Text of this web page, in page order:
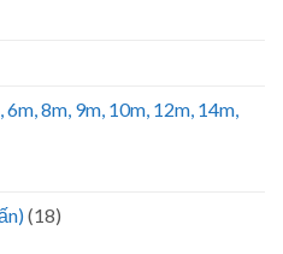
8m, 9m, 10m, 12m, 14m,
(18)